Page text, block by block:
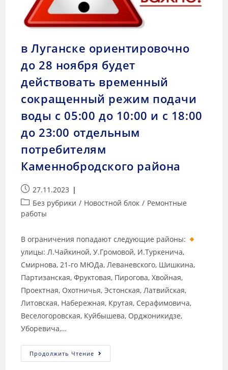
в Луганске ориентировочно
до 28 ноября будет
действовать временный
сокращенный режим подачи
воды с 05:00 до 10:00 и с 18:00
до 23:00 отдельным
потребителям
Каменнобродского района
27.11.2023
Без рубрики / Новостной блок / Ремонтные
работы
В ограничения попадают следующие районы:
улицы: Л.Чайкиной, У.Громовой, И.Туркенича,
Смирнова, 21-го МЮДа, Леваневского, Шишкина,
Партизанская, Фруктовая, Пирогова, Хвойная,
Проектная, Охотничья, Эстонская, Латвийская,
Литовская, Набережная, Крутая, Серафимовича,
Веселогоровская, Куйбышева, Орджоникидзе,
Уборевича,…
Продолжить Чтение